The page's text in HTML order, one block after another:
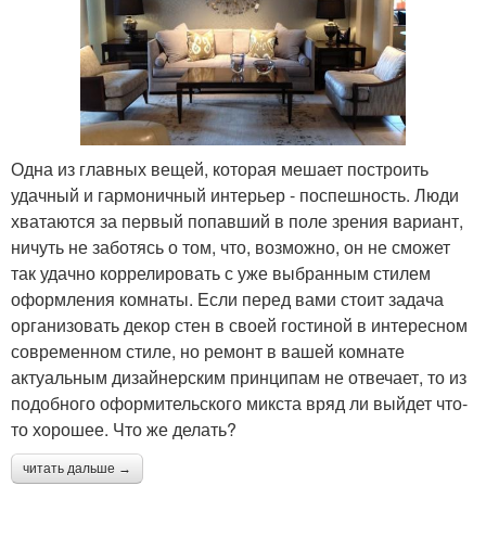
Одна из главных вещей, которая мешает построить
удачный и гармоничный интерьер - поспешность. Люди
хватаются за первый попавший в поле зрения вариант,
ничуть не заботясь о том, что, возможно, он не сможет
так удачно коррелировать с уже выбранным стилем
оформления комнаты. Если перед вами стоит задача
организовать декор стен в своей гостиной в интересном
современном стиле, но ремонт в вашей комнате
актуальным дизайнерским принципам не отвечает, то из
подобного оформительского микста вряд ли выйдет что-
то хорошее. Что же делать?
читать дальше →